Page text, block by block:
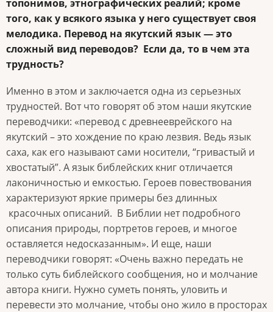
топонимов, этнографических реалий; кроме
того, как у всякого языка у него существует своя
мелодика. Перевод на якутский язык — это
сложный вид переводов? Если да, то в чем эта
трудность?
Именно в этом и заключается одна из серьезных
трудностей. Вот что говорят об этом наши якутские
переводчики: «перевод с древнееврейского на
якутский – это хождение по краю лезвия. Ведь язык
саха, как его называют сами носители, “гривастый и
хвостатый”. А язык библейских книг отличается
лаконичностью и емкостью. Героев повествования
характеризуют яркие примеры без длинных
красочных описаний. В Библии нет подробного
описания природы, портретов героев, и многое
оставляется недосказанным». И еще, наши
переводчики говорят: «Очень важно передать не
только суть библейского сообщения, но и молчание
автора книги. Нужно суметь понять, уловить и
перевести это молчание, чтобы оно жило в просторах